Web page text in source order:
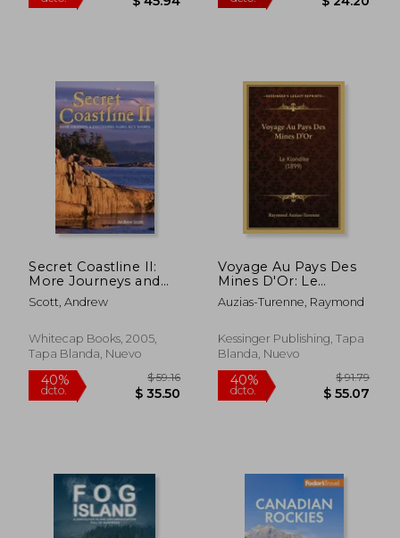
40%
dcto. $ 39.16
40%
dcto.
Secret Coastline II:
More Journeys and
Discoveries Along
Bc's Shores (en
Scott, Andrew
Whitecap Books, 2005,
Tapa Blanda, Nuevo
Voyage Au Pays Des
Mines D'Or: Le
Klondike (1899) (en
Francés)
Auzias-Turenne, Raymond
Kessinger Publishing, Tapa
Blanda, Nuevo